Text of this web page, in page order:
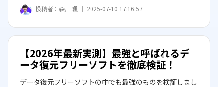
投稿者： 森川 颯 ｜ 2025-07-10 17:16:57
【2026年最新実測】最強と呼ばれるデ
ータ復元フリーソフトを徹底検証！
データ復元フリーソフトの中でも最強のものを検証しまし